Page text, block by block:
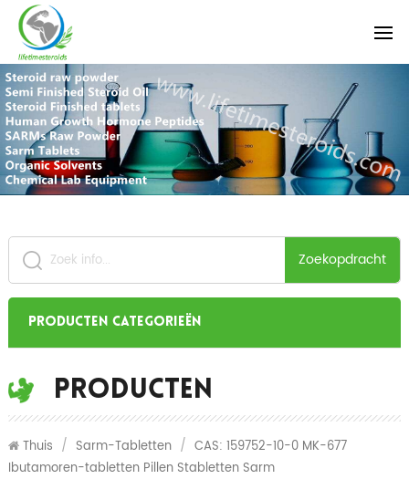
Zoekopdracht
Producten categorieën
Producten
Thuis / Sarm-Tabletten / CAS: 159752-10-0 MK-677
Ibutamoren-tabletten Pillen Stabletten Sarm